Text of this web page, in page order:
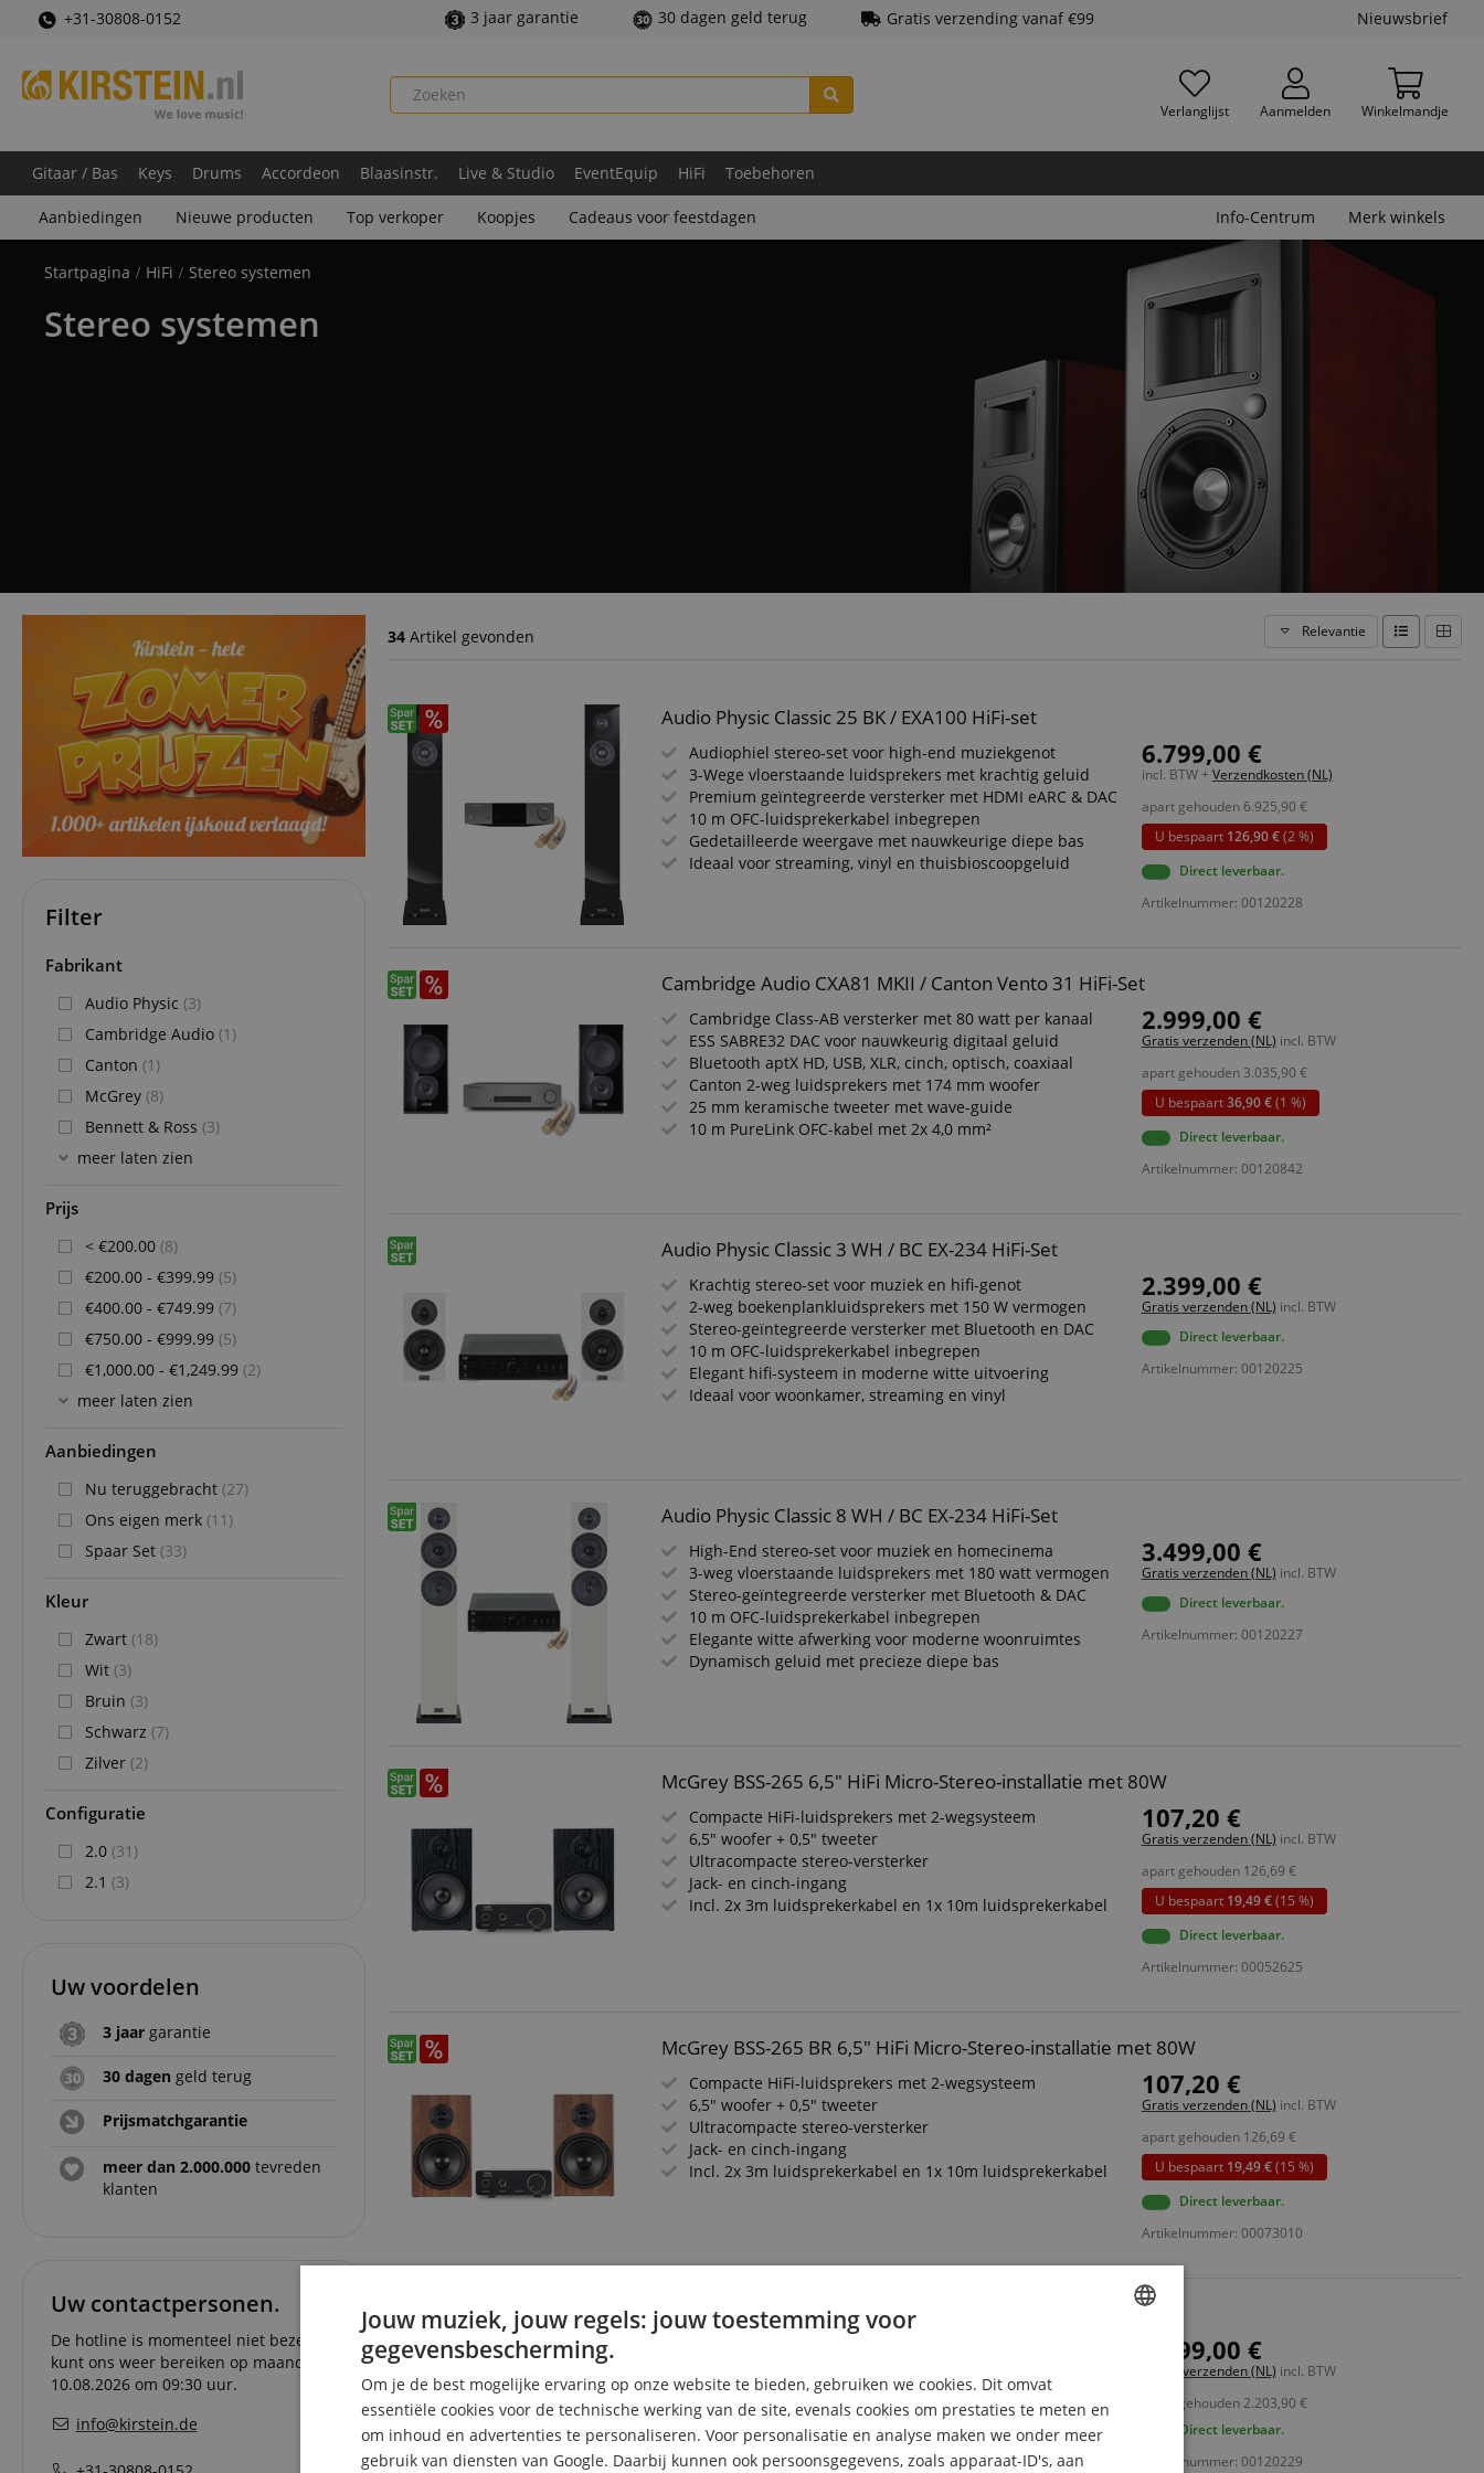
+31-30808-0152 3 jaar garantie 30 dagen geld terug Gratis verzending vanaf €99 Nieuwsbrief
Verlanglijst Aanmelden Winkelmandje
Gitaar / Bas Keys Drums Accordeon Blaasinstr. Live & Studio EventEquip HiFi Toebehoren
Aanbiedingen Nieuwe producten Top verkoper Koopjes Cadeaus voor feestdagen Info-Centrum Merk winkels
Startpagina HiFi Stereo systemen
Stereo systemen
34 Artikel gevonden Relevantie
Audio Physic Classic 25 BK / EXA100 HiFi-set
Audiophiel stereo-set voor high-end muziekgenot
3-Wege vloerstaande luidsprekers met krachtig geluid
Premium geïntegreerde versterker met HDMI eARC & DAC
10 m OFC-luidsprekerkabel inbegrepen
Gedetailleerde weergave met nauwkeurige diepe bas
Ideaal voor streaming, vinyl en thuisbioscoopgeluid
6.799,00 €
incl. BTW + Verzendkosten (NL)
apart gehouden 6.925,90 €
U bespaart 126,90 €(2 %)
Direct leverbaar.
Artikelnummer: 00120228
Cambridge Audio CXA81 MKII / Canton Vento 31 HiFi-Set
Cambridge Class-AB versterker met 80 watt per kanaal
ESS SABRE32 DAC voor nauwkeurig digitaal geluid
Bluetooth aptX HD, USB, XLR, cinch, optisch, coaxiaal
Canton 2-weg luidsprekers met 174 mm woofer
25 mm keramische tweeter met wave-guide
10 m PureLink OFC-kabel met 2x 4,0 mm²
2.999,00 €
Gratis verzenden (NL) incl. BTW
apart gehouden 3.035,90 €
U bespaart36,90 €(1 %)
Direct leverbaar.
Artikelnummer: 00120842
Audio Physic Classic 3 WH / BC EX-234 HiFi-Set
Krachtig stereo-set voor muziek en hifi-genot
2-weg boekenplankluidsprekers met 150 W vermogen
Stereo-geïntegreerde versterker met Bluetooth en DAC
10 m OFC-luidsprekerkabel inbegrepen
Elegant hifi-systeem in moderne witte uitvoering
Ideaal voor woonkamer, streaming en vinyl
2.399,00 €
Gratis verzenden (NL) incl. BTW
Direct leverbaar.
Artikelnummer: 00120225
Audio Physic Classic 8 WH / BC EX-234 HiFi-Set
High-End stereo-set voor muziek en homecinema
3-weg vloerstaande luidsprekers met 180 watt vermogen
Stereo-geïntegreerde versterker met Bluetooth & DAC
10 m OFC-luidsprekerkabel inbegrepen
Elegante witte afwerking voor moderne woonruimtes
Dynamisch geluid met precieze diepe bas
3.499,00 €
Gratis verzenden (NL) incl. BTW
Direct leverbaar.
Artikelnummer: 00120227
McGrey BSS-265 6,5" HiFi Micro-Stereo-installatie met 80W
Compacte HiFi-luidsprekers met 2-wegsysteem
6,5" woofer + 0,5" tweeter
Ultracompacte stereo-versterker
Jack- en cinch-ingang
Incl. 2x 3m luidsprekerkabel en 1x 10m luidsprekerkabel
107,20 €
Gratis verzenden (NL) incl. BTW
apart gehouden 126,69 €
U bespaart 19,49 €(15 %)
Direct leverbaar.
Artikelnummer: 00052625
McGrey BSS-265 BR 6,5" HiFi Micro-Stereo-installatie met 80W
Compacte HiFi-luidsprekers met 2-wegsysteem
6,5" woofer + 0,5" tweeter
Ultracompacte stereo-versterker
Jack- en cinch-ingang
Incl. 2x 3m luidsprekerkabel en 1x 10m luidsprekerkabel
107,20 €
Gratis verzenden (NL) incl. BTW
apart gehouden 126,69 €
U bespaart 19,49 €(15 %)
Direct leverbaar.
Artikelnummer: 00073010
Canton GLE 90 S2 WH / BC EX-234 HiFi-set
3-weg bassreflex met 2x 192 mm woofers
1x 174 mm midrange en 25 mm tweeter
Digitale ingangen, phono, XLR en geïntegreerde Bluetooth
Frequentiebereik van de luidsprekers: 22 tot 40.000 Hz
2.199,00 €
Gratis verzenden (NL) incl. BTW
apart gehouden2.203,90 €
Direct leverbaar.
Artikelnummer: 00120229
Filter
Fabrikant
Audio Physic (3)
Cambridge Audio (1)
Canton (1)
McGrey (8)
Bennett & Ross (3)
meer laten zien
Prijs
< €200.00 (8)
€200.00 - €399.99 (5)
€400.00 - €749.99 (7)
€750.00 - €999.99 (5)
€1,000.00 - €1,249.99 (2)
meer laten zien
Aanbiedingen
Nu teruggebracht (27)
Ons eigen merk (11)
Spaar Set (33)
Kleur
Zwart (18)
Wit (3)
Bruin (3)
Schwarz (7)
Zilver (2)
Configuratie
2.0 (31)
2.1 (3)
Uw voordelen
3 jaar garantie
30 dagen geld terug
Prijsmatchgarantie
meer dan 2.000.000 tevreden
klanten
Uw contactpersonen.
De hotline is momenteel niet bezet. U
kunt ons weer bereiken op maandag
10.08.2026 om 09:30 uur.
info@kirstein.de
Jouw muziek, jouw regels: jouw toestemming voor
gegevensbescherming.
Om je de best mogelijke ervaring op onze website te bieden, gebruiken we cookies. Dit omvat
essentiële cookies voor de technische werking van de site, evenals cookies om prestaties te meten en
om inhoud en advertenties te personaliseren. Voor personalisatie en analyse maken we onder meer
gebruik van diensten van Google. Daarbij kunnen ook persoonsgegevens, zoals apparaat-ID's, aan